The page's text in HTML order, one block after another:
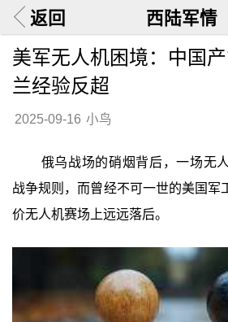
返回 西陆军情
美军无人机困境：中国
兰经验反超
2025-09-16 小鸟
俄乌战场的硝烟背后，一场无
战争规则，而曾经不可一世的美国军
价无人机赛场上远远落后。